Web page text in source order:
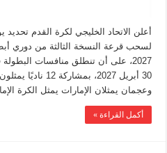
30 أبريل 2027،
وعجمان يمثلان الإمارات يمثل الكرة
أكمل القراءة »